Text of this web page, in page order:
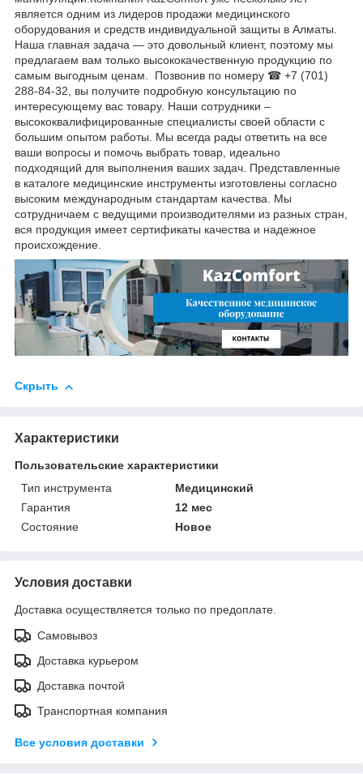
является одним из лидеров продажи медицинского
оборудования и средств индивидуальной защиты в Алматы.
Наша главная задача — это довольный клиент, поэтому мы
предлагаем вам только высококачественную продукцию по
самым выгодным ценам. Позвонив по номеру ☎ +7 (701)
288-84-32, вы получите подробную консультацию по
интересующему вас товару. Наши сотрудники –
высококвалифицированные специалисты своей области с
большим опытом работы. Мы всегда рады ответить на все
ваши вопросы и помочь выбрать товар, идеально
подходящий для выполнения ваших задач. Представленные
в каталоге медицинские инструменты изготовлены согласно
высоким международным стандартам качества. Мы
сотрудничаем с ведущими производителями из разных стран,
вся продукция имеет сертификаты качества и надежное
происхождение.
Скрыть
Характеристики
Пользовательские характеристики
Тип инструмента
Медицинский
Гарантия
12 мес
Состояние
Новое
Условия доставки
Доставка осуществляется только по предоплате.
Самовывоз
Доставка курьером
Доставка почтой
Транспортная компания
Все условия доставки